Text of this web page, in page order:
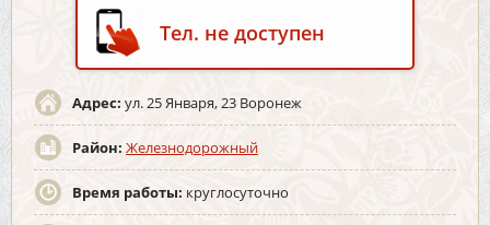
Тел. не доступен
Адрес: ул. 25 Января, 23 Воронеж
Район: Железнодорожный
Время работы: круглосуточно